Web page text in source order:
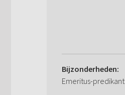
Bijzonderheden:
Emeritus-predikant